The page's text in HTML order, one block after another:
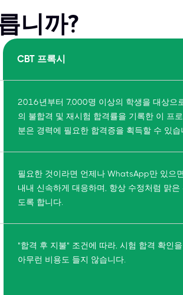
니까?
CBT 프록시
2016년부터 7,000명 이상의 학생을 대상으
의 불합격 및 재시험 합격률을 기록한 이 프
분은 경력에 필요한 합격증을 획득할 수 있습
필요한 것이라면 언제나 WhatsApp만 있으
내내 신속하게 대응하며, 항상 수정처럼 맑
도록 합니다.
"합격 후 지불" 조건에 따라, 시험 합격 확인
아무런 비용도 들지 않습니다.